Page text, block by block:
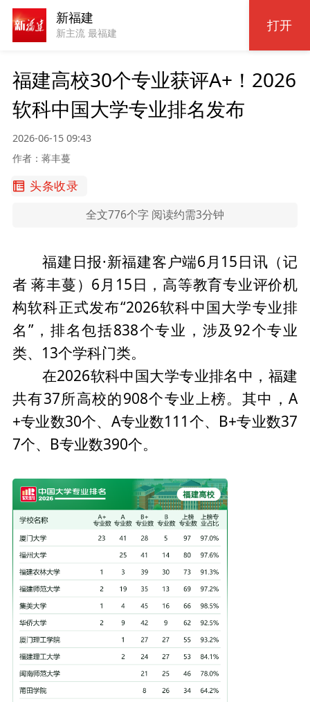
新福建
新主流 最福建 打开
福建高校30个专业获评A+！2026
软科中国大学专业排名发布
2026-06-15 09:43
作者：蒋丰蔓
头条收录
全文776个字 阅读约需3分钟
福建日报·新福建客户端6月15日讯（记
者 蒋丰蔓）6月15日，高等教育专业评价机
构软科正式发布“2026软科中国大学专业排
名”，排名包括838个专业，涉及92个专业
类、13个学科门类。
在2026软科中国大学专业排名中，福建
共有37所高校的908个专业上榜。其中，A
+专业数30个、A专业数111个、B+专业数37
7个、B专业数390个。